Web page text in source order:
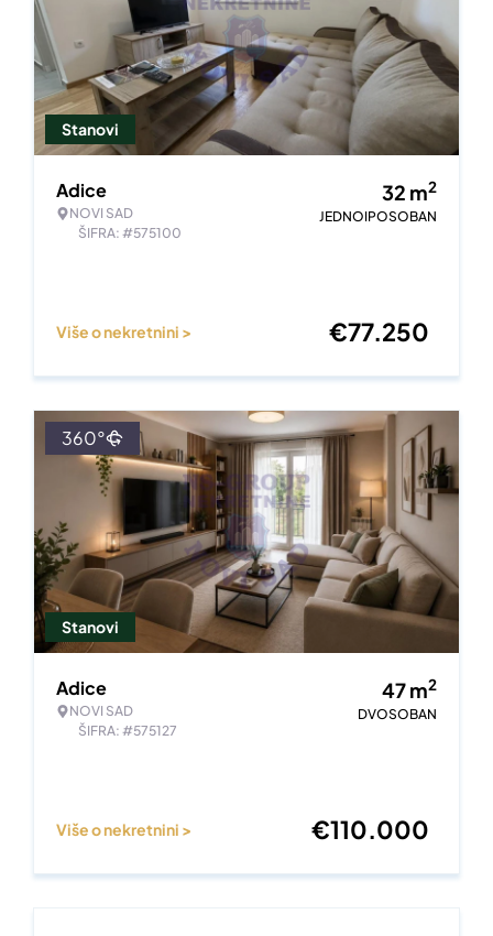
Stanovi
Adice
NOVI SAD
ŠIFRA: #575100
32 m2
JEDNOIPOSOBAN
Više o nekretnini > €77.250
Stanovi
360°
Adice
NOVI SAD
ŠIFRA: #575127
47m2
DVOSOBAN
Više o nekretnini > €110.000